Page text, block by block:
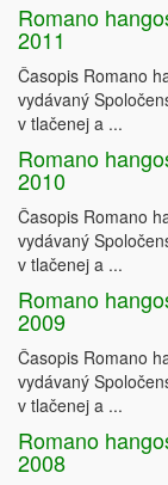
Romano
2011
Časopis Romano
vydávaný
v tlačenej a ...
Romano
2010
Časopis Romano
vydávaný
v tlačenej a ...
Romano
2009
Časopis Romano
vydávaný
v tlačenej a ...
Romano
2008